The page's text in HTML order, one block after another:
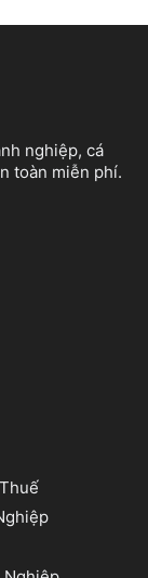
nghiệp, cá
toàn miễn phí.